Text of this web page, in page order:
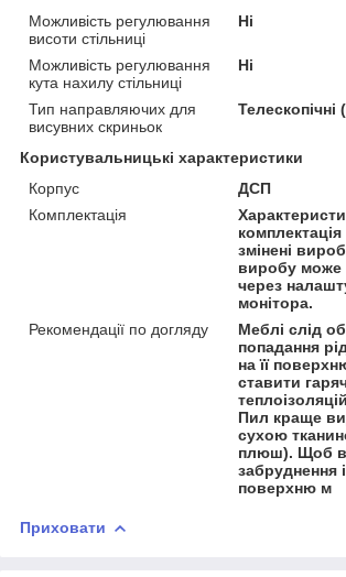
Можливість регулювання
висоти стільниці
Ні
Можливість регулювання
кута нахилу стільниці
Ні
Тип направляючих для
висувних скриньок
Телескопічні
Користувальницькі характеристики
Корпус
ДСП
Комплектація
змінені
виробу може
через
монітора.
Рекомендації по догляду
Меблі слід
попадання
на її
ставити
Пил краще
сухою
плюш). Щоб
забруднення
поверхню м
Приховати